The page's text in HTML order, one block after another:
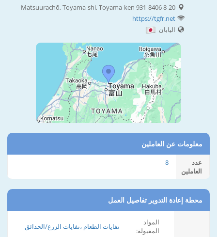
8-20 Matsuurachō, Toyama-shi, Toyama-ken 931-8406
https://tgfr.net
اليابان
معلومات عن العاملين
عدد
العاملين
8
محطة إعادة التدوير تفاصيل العمل
المواد
المقبولة:
نفايات الطعام ،نفايات الزرع/الحدائق